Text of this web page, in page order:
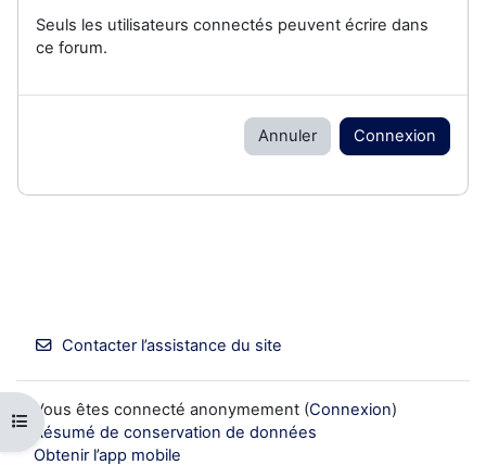
Ouvrir l’index du cours
Seuls les utilisateurs connectés peuvent écrire dans
ce forum.
Annuler Connexion
Contacter l’assistance du site
Vous êtes connecté anonymement (Connexion)
Résumé de conservation de données
Obtenir l’app mobile